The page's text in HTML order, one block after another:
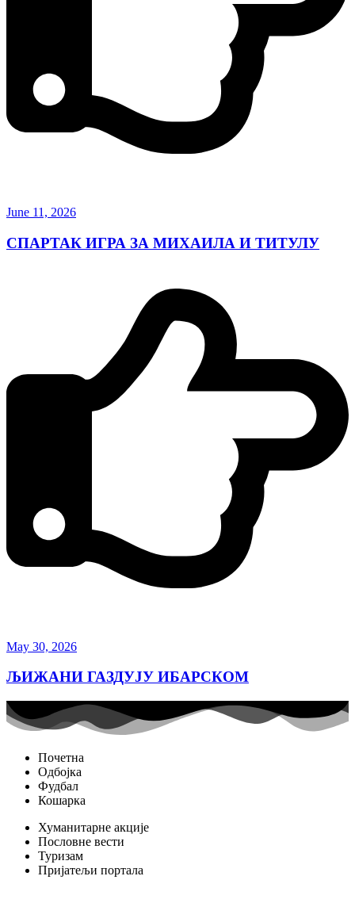
June 11, 2026
СПАРТАК ИГРА ЗА МИХАИЛА И ТИТУЛУ
May 30, 2026
ЉИЖАНИ ГАЗДУЈУ ИБАРСКОМ
Почетна
Одбојка
Фудбал
Кошарка
Хуманитарне акције
Пословне вести
Туризам
Пријатељи портала